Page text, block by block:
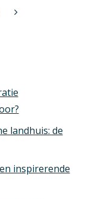
landhuis: de
inspirerende